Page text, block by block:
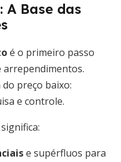
A Base das
é o primeiro passo
arrependimentos.
preço baixo:
e controle.
e supérfluos para